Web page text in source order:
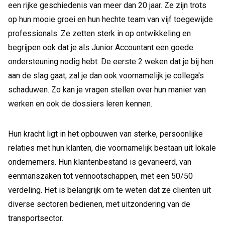
een rijke geschiedenis van meer dan 20 jaar. Ze zijn trots
op hun mooie groei en hun hechte team van vijf toegewijde
professionals. Ze zetten sterk in op ontwikkeling en
begrijpen ook dat je als Junior Accountant een goede
ondersteuning nodig hebt. De eerste 2 weken dat je bij hen
aan de slag gaat, zal je dan ook voornamelijk je collega's
schaduwen. Zo kan je vragen stellen over hun manier van
werken en ook de dossiers leren kennen.
Hun kracht ligt in het opbouwen van sterke, persoonlijke
relaties met hun klanten, die voornamelijk bestaan uit lokale
ondernemers. Hun klantenbestand is gevarieerd, van
eenmanszaken tot vennootschappen, met een 50/50
verdeling. Het is belangrijk om te weten dat ze cliënten uit
diverse sectoren bedienen, met uitzondering van de
transportsector.